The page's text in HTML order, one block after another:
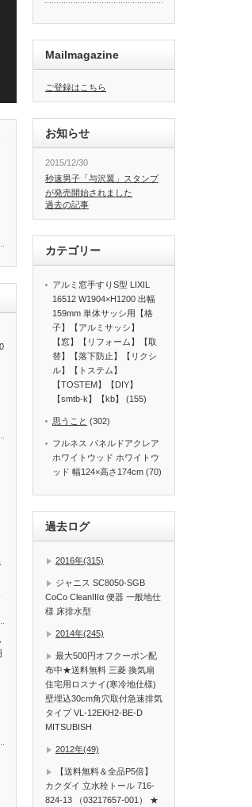
Mailmagazine
ご登録はこちら
お知らせ
2015/12/30
秒速男子「与沢翼」スタンプ
が発売開始されました
過去の記事
カテゴリー
アルミ窓手すりS型 LIXIL
16512 W1904×H1200 出幅
159mm 単体サッシ用【格
子】【アルミサッシ】
【窓】【リフォーム】【取
替】【落下防止】【リクシ
ル】【トステム】
【TOSTEM】【DIY】
【smtb-k】【kb】 (155)
思うこと (302)
フルネス パネルドアクレア
ホワイトウッド ホワイトウ
ッド 幅124×高さ174cm (70)
過去ログ
2016年(315)
ジャニス SC8050-SGB
CoCo CleanIIIα 便器 一般地仕
様 床排水型
2014年(245)
最大500円オフクーポン配
布中★送料無料 三菱 換気扇
住宅用ロスナイ(寒冷地仕様)
壁埋込30cm角穴取付急速排気
タイプ VL-12EKH2-BE-D
MITSUBISH
2012年(49)
【送料無料＆全品P5倍】
カクダイ 立水栓トール 716-
824-13 （03217657-001） ★